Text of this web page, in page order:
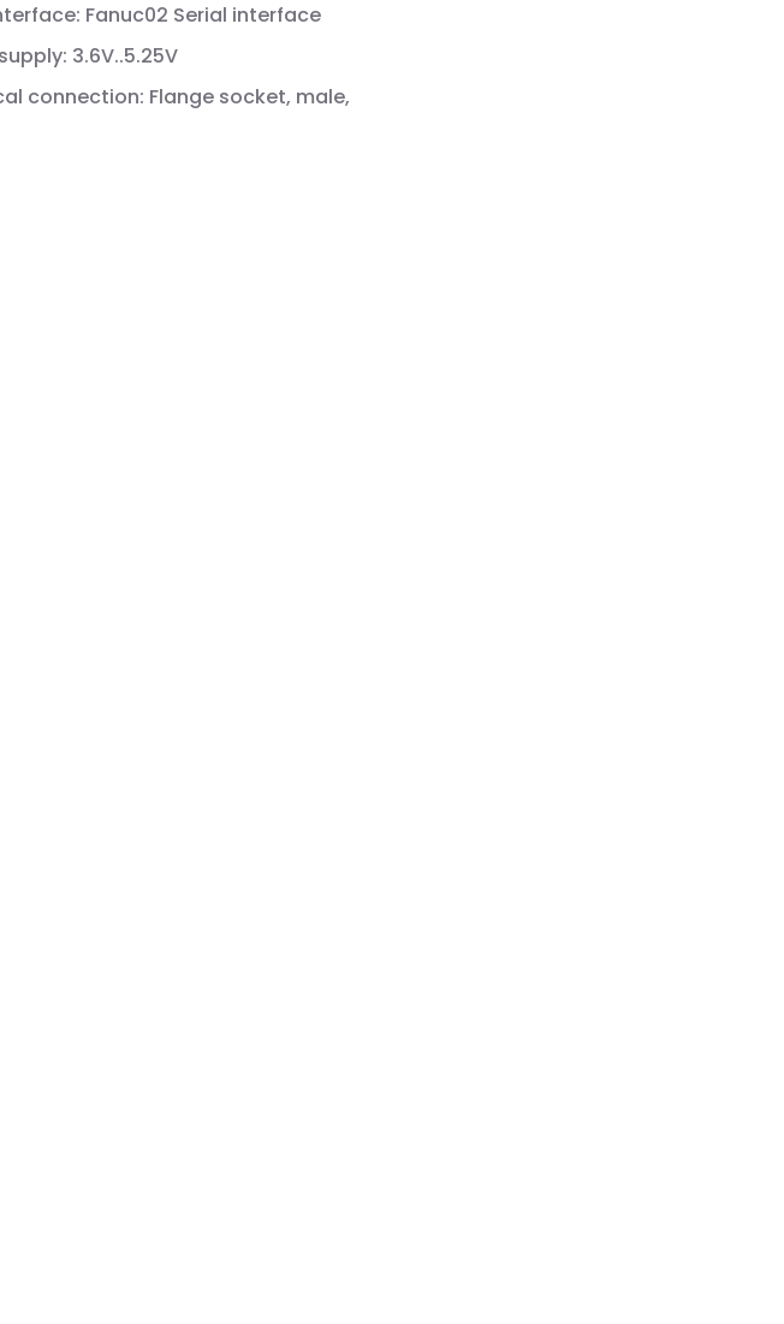
Fanuc02 Serial interface
3.6V..5.25V
connection: Flange socket, male,